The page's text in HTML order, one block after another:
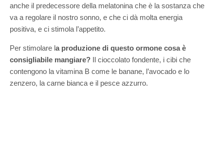
anche il predecessore della melatonina che è la sostanza che
va a regolare il nostro sonno, e che ci dà molta energia
positiva, e ci stimola l’appetito.
Per stimolare la produzione di questo ormone cosa è
consigliabile mangiare? Il cioccolato fondente, i cibi che
contengono la vitamina B come le banane, l’avocado e lo
zenzero, la carne bianca e il pesce azzurro.